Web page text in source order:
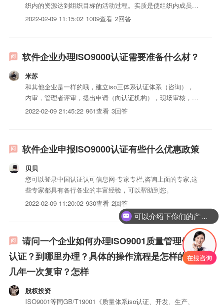
织内的资源达到组织目标的活动过程。实质是使组织内成员为
目标而努力。推行ISO9000的意义：1、提高员工的素质。2、
2022-02-09 11:15:02 1009查看 2回答
软件企业办理ISO9000认证需要准备什么材？
米苏
和其他企业是一样的哦，建立iso三体系认证体系（咨询），
内审，管理者评审，提出申请（向认证机构），现场审核，不
符合项的判定，整改，出证书
2022-02-09 21:45:22 961查看 3回答
软件企业申报ISO9000认证有些什么优惠政策
贝贝
您可以登录中国认证认可信息网-专家专栏,咨询上面的专家,这
些专家都具有各行各业的丰富经验，可以帮助到您。
2022-02-09 11:20:02 930查看 2回答
请问一个企业如何办理ISO9001质量管理体系
认证？到哪里办理？具体的操作流程是怎样的？
几年一次复审？怎样
股权投资
ISO9001等同GB/T19001《质量体系iso认证、开发、生产、
可以介绍下你们的产品么？